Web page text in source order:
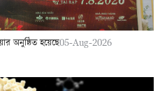
অনুষ্ঠিত হয়েছে05-Aug-2026